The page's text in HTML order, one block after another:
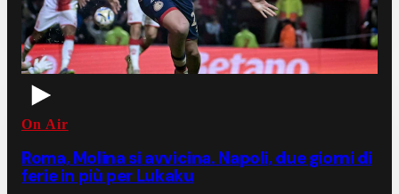
On Air
Roma, Molina si avvicina. Napoli, due giorni di
ferie in più per Lukaku